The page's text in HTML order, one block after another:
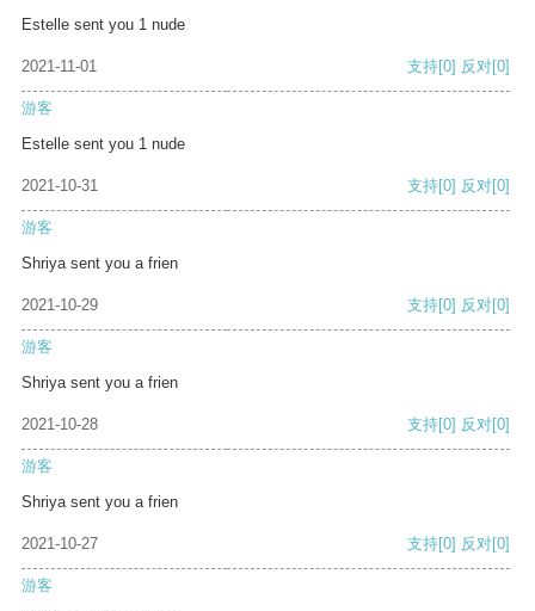
Estelle sent you 1 nude
2021-11-01 支持[0] 反对[0]
游客
Estelle sent you 1 nude
2021-10-31 支持[0] 反对[0]
游客
Shriya sent you a frien
2021-10-29 支持[0] 反对[0]
游客
Shriya sent you a frien
2021-10-28 支持[0] 反对[0]
游客
Shriya sent you a frien
2021-10-27 支持[0] 反对[0]
游客